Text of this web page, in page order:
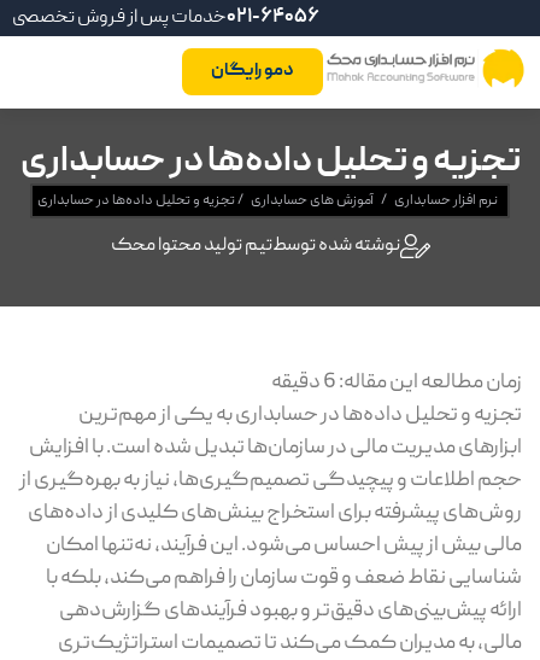
خدمات پس از فروش تخصصی021-64056
دمو رایگان
تجزیه و تحلیل داده‌ها در حسابداری
نرم افزار حسابداری / آموزش های حسابداری /تجزیه و تحلیل داده‌ها در حسابداری
نوشته شده توسطتیم تولید محتوا محک
زمان مطالعه این مقاله:6دقیقه
تجزیه و تحلیل داده‌ها در حسابداری به یکی از مهم‌ترین
ابزارهای مدیریت مالی در سازمان‌ها تبدیل شده است. با افزایش
حجم اطلاعات و پیچیدگی تصمیم‌گیری‌ها، نیاز به بهره‌گیری از
روش‌های پیشرفته برای استخراج بینش‌های کلیدی از داده‌های
مالی بیش از پیش احساس می‌شود. این فرآیند، نه‌تنها امکان
شناسایی نقاط ضعف و قوت سازمان را فراهم می‌کند، بلکه با
ارائه پیش‌بینی‌های دقیق‌تر و بهبود فرآیندهای گزارش‌دهی
مالی، به مدیران کمک می‌کند تا تصمیمات استراتژیک‌تری